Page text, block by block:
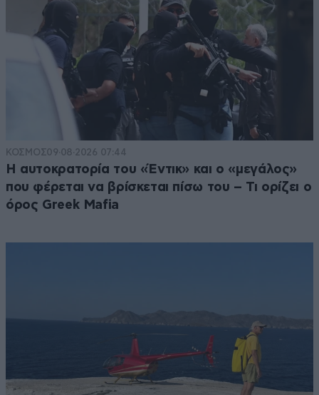
ΚΟΣΜΟΣ09·08·2026 07:44
Η αυτοκρατορία του «Έντικ» και ο «μεγάλος»
που φέρεται να βρίσκεται πίσω του – Τι ορίζει ο
όρος Greek Mafia